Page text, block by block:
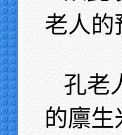
老人的
孔老
的廪